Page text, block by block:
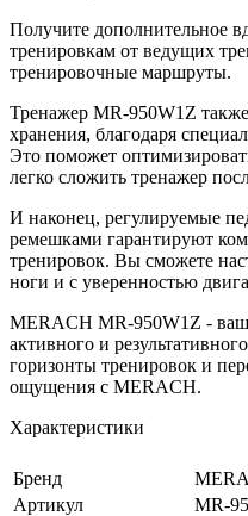
Получите дополнительное
тренировкам от ведущих
тренировочные маршруты.
Тренажер MR-950W1Z
хранения, благодаря
Это поможет
легко сложить тренажер
И наконец, регулируемые
ремешками гарантируют
тренировок. Вы сможете
ноги и с уверенностью
MERACH MR-950W1Z -
активного и
горизонты тренировок и
ощущения с MERACH.
Характеристики
Бренд
Артикул
MR-